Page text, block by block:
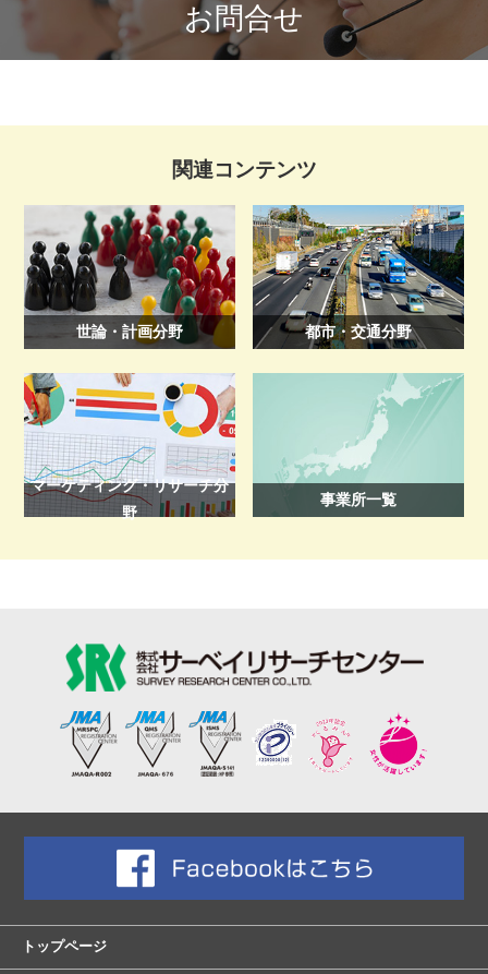
お問合せ
関連コンテンツ
世論・計画分野 都市・交通分野
マーケティング・リサーチ分
野
事業所一覧
トップページ